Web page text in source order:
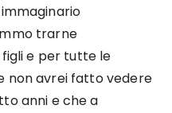
trarne
e per tutte le
non avrei fatto vedere
anni e che a